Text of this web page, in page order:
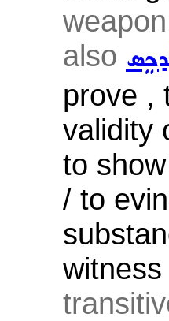
weapon
also
prove ,
validity
to
/ to